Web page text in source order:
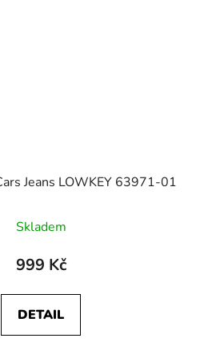
Jeans LOWKEY 63971-01
Skladem
999 Kč
DETAIL